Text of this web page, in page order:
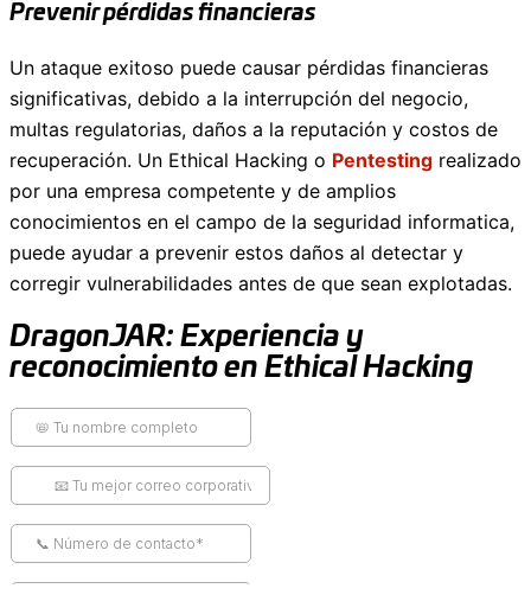
Prevenir pérdidas financieras
Un ataque exitoso puede causar pérdidas financieras
significativas, debido a la interrupción del negocio,
multas regulatorias, daños a la reputación y costos de
recuperación. Un Ethical Hacking o Pentesting realizado
por una empresa competente y de amplios
conocimientos en el campo de la seguridad informatica,
puede ayudar a prevenir estos daños al detectar y
corregir vulnerabilidades antes de que sean explotadas.
DragonJAR: Experiencia y
reconocimiento en Ethical Hacking